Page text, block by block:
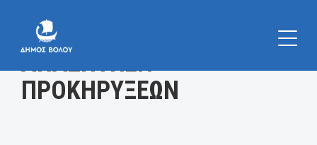
ΑΝΑΖΗΤΗΣΗ
ΠΡΟΚΗΡΥΞΕΩΝ